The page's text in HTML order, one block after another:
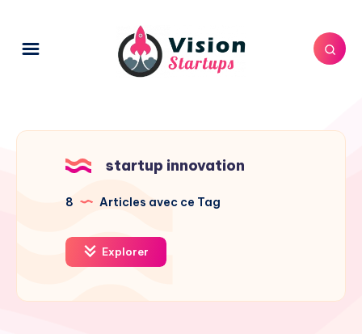
startup innovation
8 Articles avec ce Tag
Explorer